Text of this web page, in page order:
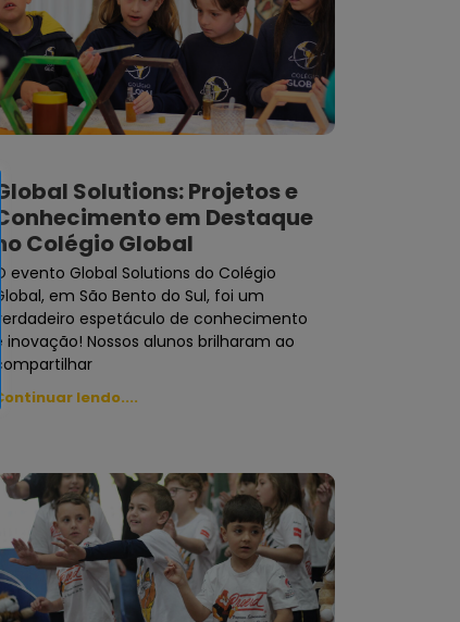
Global Solutions: Projetos e
Conhecimento em Destaque
no Colégio Global
O evento Global Solutions do Colégio
Global, em São Bento do Sul, foi um
verdadeiro espetáculo de conhecimento
e inovação! Nossos alunos brilharam ao
compartilhar
Continuar lendo....